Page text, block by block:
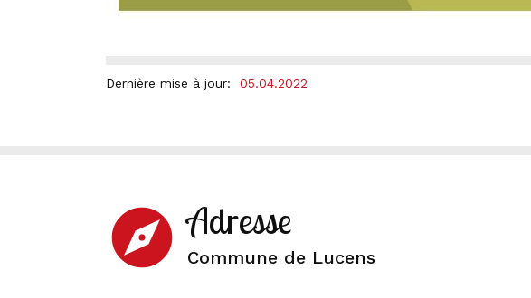
Dernière mise à jour: 05.04.2022
explore Adresse
Commune de Lucens